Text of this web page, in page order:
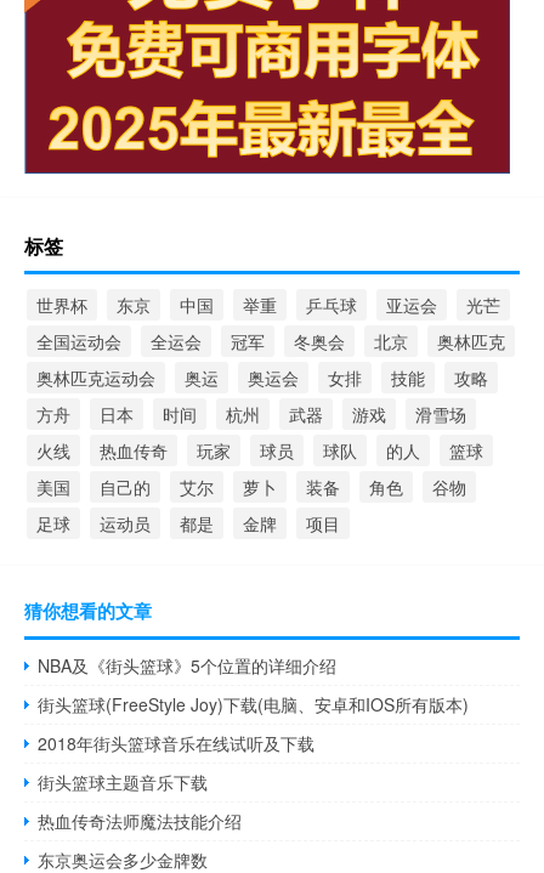
标签
世界杯 东京 中国 举重 乒乓球 亚运会
光芒
全国运动会
全运会 冠军 冬奥会 北京
奥林匹克
奥林匹克运动会
奥运 奥运会 女排 技能
攻略
方舟
日本 时间 杭州 武器 游戏
滑雪场
火线
热血传奇 玩家 球员 球队 的人
篮球
美国
自己的 艾尔 萝卜 装备 角色
谷物
足球
运动员 都是 金牌 项目
猜你想看的文章
NBA及《街头篮球》5个位置的详细介绍
街头篮球(FreeStyle Joy)下载(电脑、安卓和IOS所有版本)
2018年街头篮球音乐在线试听及下载
街头篮球主题音乐下载
热血传奇法师魔法技能介绍
东京奥运会多少金牌数